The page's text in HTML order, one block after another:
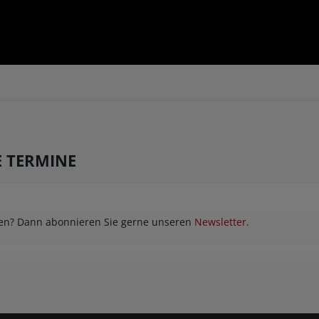
TERMINE
Dann abonnieren Sie gerne unseren Newsletter.